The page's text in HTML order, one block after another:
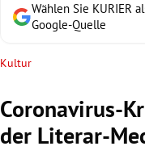
Wählen Sie KURIER
Google-Quelle
Kultur
Coronavirus-
der Literar-